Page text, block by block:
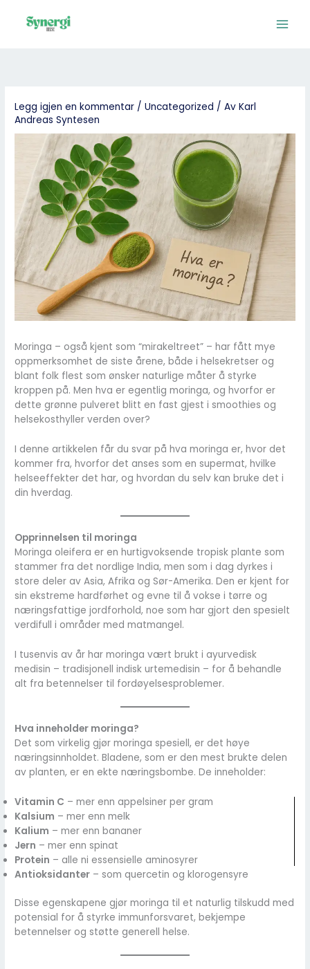
Legg igjen en kommentar /Uncategorized / Av Karl
Andreas Syntesen
Moringa – også kjent som “mirakeltreet” – har fått mye
oppmerksomhet de siste årene, både i helsekretser og
blant folk flest som ønsker naturlige måter å styrke
kroppen på. Men hva er egentlig moringa, og hvorfor er
dette grønne pulveret blitt en fast gjest i smoothies og
helsekosthyller verden over?
I denne artikkelen får du svar på hva moringa er, hvor det
kommer fra, hvorfor det anses som en supermat, hvilke
helseeffekter det har, og hvordan du selv kan bruke det i
din hverdag.
Opprinnelsen til moringa
Moringa oleifera er en hurtigvoksende tropisk plante som
stammer fra det nordlige India, men som i dag dyrkes i
store deler av Asia, Afrika og Sør-Amerika. Den er kjent for
sin ekstreme hardførhet og evne til å vokse i tørre og
næringsfattige jordforhold, noe som har gjort den spesielt
verdifull i områder med matmangel.
I tusenvis av år har moringa vært brukt i ayurvedisk
medisin – tradisjonell indisk urtemedisin – for å behandle
alt fra betennelser til fordøyelsesproblemer.
Hva inneholder moringa?
Det som virkelig gjør moringa spesiell, er det høye
næringsinnholdet. Bladene, som er den mest brukte delen
av planten, er en ekte næringsbombe. De inneholder:
Vitamin C – mer enn appelsiner per gram
Kalsium – mer enn melk
Kalium – mer enn bananer
Jern – mer enn spinat
Protein – alle ni essensielle aminosyrer
Antioksidanter – som quercetin og klorogensyre
Disse egenskapene gjør moringa til et naturlig tilskudd med
potensial for å styrke immunforsvaret, bekjempe
betennelser og støtte generell helse.